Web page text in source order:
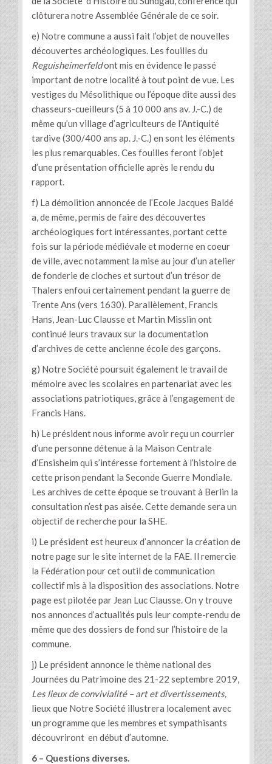
clôturera notre Assemblée Générale de ce soir.
e) Notre commune a aussi fait l’objet de nouvelles
découvertes archéologiques. Les fouilles du
Reguisheimerfeldont mis en évidence le passé
important de notre localité à tout point de vue. Les
vestiges du Mésolithique ou l’époque dite aussi des
chasseurs-cueilleurs (5 à 10 000 ans av. J.-C.) de
même qu’un village d’agriculteurs de l’Antiquité
tardive (300/400 ans ap. J.-C.) en sont les éléments
les plus remarquables. Ces fouilles feront l’objet
d’une présentation officielle après le rendu du
rapport.
f) La démolition annoncée de l’Ecole Jacques Baldé
a, de même, permis de faire des découvertes
archéologiques fort intéressantes, portant cette
fois sur la période médiévale et moderne en coeur
de ville, avec notamment la mise au jour d’un atelier
de fonderie de cloches et surtout d’un trésor de
Thalers enfoui certainement pendant la guerre de
Trente Ans (vers 1630). Parallèlement, Francis
Hans, Jean-Luc Clausse et Martin Misslin ont
continué leurs travaux sur la documentation
d’archives de cette ancienne école des garçons.
g) Notre Société poursuit également le travail de
mémoire avec les scolaires en partenariat avec les
associations patriotiques, grâce à l’engagement de
Francis Hans.
h) Le président nous informe avoir reçu un courrier
d’une personne détenue à la Maison Centrale
d’Ensisheim qui s’intéresse fortement à l’histoire de
cette prison pendant la Seconde Guerre Mondiale.
Les archives de cette époque se trouvant à Berlin la
consultation n’est pas aisée. Cette demande sera un
objectif de recherche pour la SHE.
i) Le président est heureux d’annoncer la création de
notre page sur le site internet de la FAE. Il remercie
la Fédération pour cet outil de communication
collectif mis à la disposition des associations. Notre
page est pilotée par Jean Luc Clausse. On y trouve
nos annonces d’actualités puis leur compte-rendu de
même que des dossiers de fond sur l’histoire de la
commune.
j) Le président annonce le thème national des
Journées du Patrimoine des 21-22 septembre 2019,
Les lieux de convivialité – art et divertissements,
lieux que Notre Société illustrera localement avec
un programme que les membres et sympathisants
découvriront en début d’automne.
6 – Questions diverses.